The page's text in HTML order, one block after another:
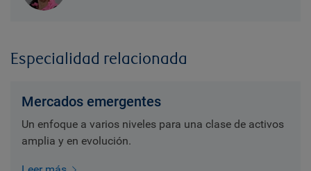
Especialidad relacionada
Mercados emergentes
Un enfoque a varios niveles para una clase de activos
amplia y en evolución.